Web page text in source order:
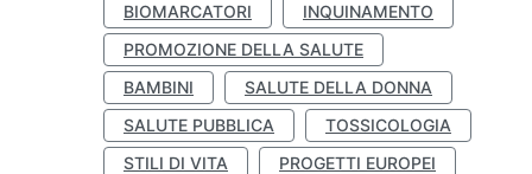
BIOMARCATORI
INQUINAMENTO
PROMOZIONE DELLA SALUTE
BAMBINI
SALUTE DELLA DONNA
SALUTE PUBBLICA
TOSSICOLOGIA
STILI DI VITA
PROGETTI EUROPEI